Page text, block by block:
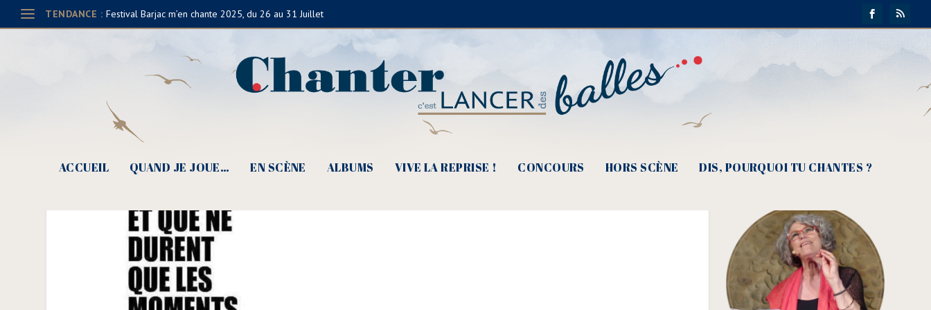
TENDANCE : Festival Barjac m’en chante 2025, du 26 au 31 Juillet
ACCUEIL QUAND JE JOUE… EN SCÈNE ALBUMS VIVE LA REPRISE ! CONCOURS HORS SCÈNE DIS, POURQUOI TU CHANTES ?
Fédéchanson – vœux 2022(©Fédéchanson)